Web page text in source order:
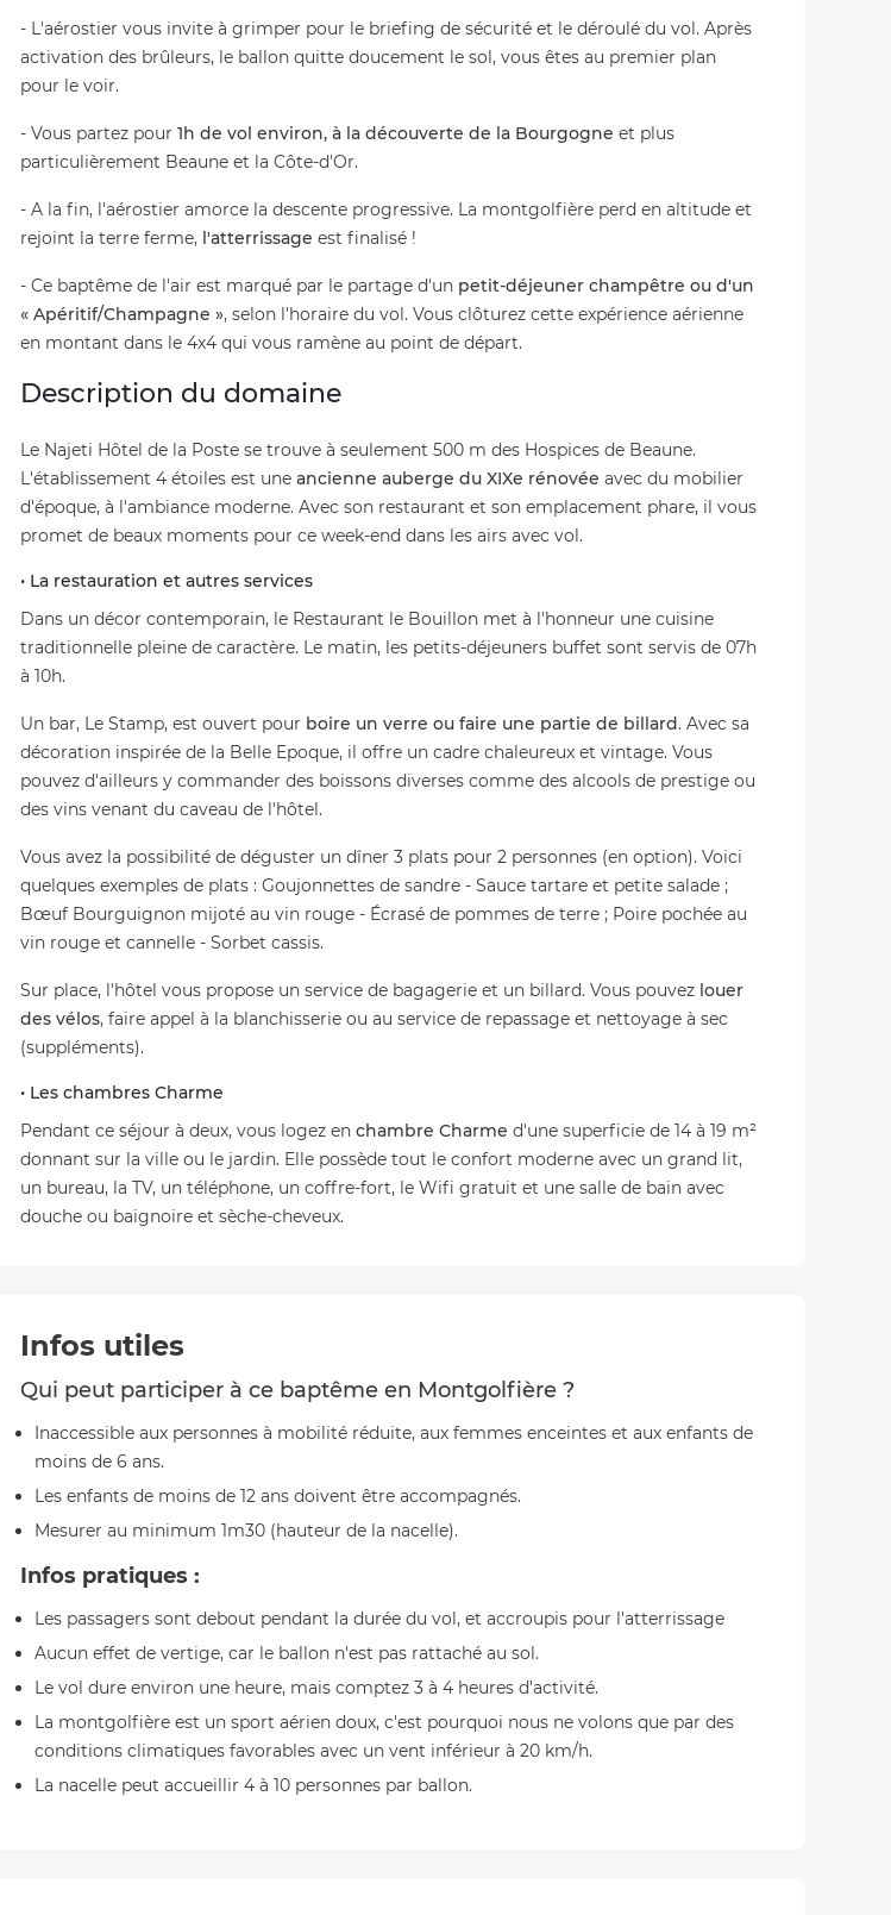
- L'aérostier vous invite à grimper pour le briefing de sécurité et le déroulé du vol. Après
activation des brûleurs, le ballon quitte doucement le sol, vous êtes au premier plan
pour le voir.
- Vous partez pour 1h de vol environ, à la découverte de la Bourgogne et plus
particulièrement Beaune et la Côte-d'Or.
- A la fin, l'aérostier amorce la descente progressive. La montgolfière perd en altitude et
rejoint la terre ferme, l'atterrissage est finalisé !
- Ce baptême de l'air est marqué par le partage d'un petit-déjeuner champêtre ou d'un
« Apéritif/Champagne », selon l'horaire du vol. Vous clôturez cette expérience aérienne
en montant dans le 4x4 qui vous ramène au point de départ.
Description du domaine
Le Najeti Hôtel de la Poste se trouve à seulement 500 m des Hospices de Beaune.
L'établissement 4 étoiles est une ancienne auberge du XIXe rénovée avec du mobilier
d'époque, à l'ambiance moderne. Avec son restaurant et son emplacement phare, il vous
promet de beaux moments pour ce week-end dans les airs avec vol.
• La restauration et autres services
Dans un décor contemporain, le Restaurant le Bouillon met à l'honneur une cuisine
traditionnelle pleine de caractère. Le matin, les petits-déjeuners buffet sont servis de 07h
à 10h.
Un bar, Le Stamp, est ouvert pour boire un verre ou faire une partie de billard. Avec sa
décoration inspirée de la Belle Epoque, il offre un cadre chaleureux et vintage. Vous
pouvez d'ailleurs y commander des boissons diverses comme des alcools de prestige ou
des vins venant du caveau de l'hôtel.
Vous avez la possibilité de déguster un dîner 3 plats pour 2 personnes (en option). Voici
quelques exemples de plats : Goujonnettes de sandre - Sauce tartare et petite salade ;
Bœuf Bourguignon mijoté au vin rouge - Écrasé de pommes de terre ; Poire pochée au
vin rouge et cannelle - Sorbet cassis.
Sur place, l'hôtel vous propose un service de bagagerie et un billard. Vous pouvez louer
des vélos, faire appel à la blanchisserie ou au service de repassage et nettoyage à sec
(suppléments).
• Les chambres Charme
Pendant ce séjour à deux, vous logez en chambre Charme d'une superficie de 14 à 19 m²
donnant sur la ville ou le jardin. Elle possède tout le confort moderne avec un grand lit,
un bureau, la TV, un téléphone, un coffre-fort, le Wifi gratuit et une salle de bain avec
douche ou baignoire et sèche-cheveux.
Infos utiles
Qui peut participer à ce baptême en Montgolfière ?
Inaccessible aux personnes à mobilité réduite, aux femmes enceintes et aux enfants de
moins de 6 ans.
Les enfants de moins de 12 ans doivent être accompagnés.
Mesurer au minimum 1m30 (hauteur de la nacelle).
Infos pratiques :
Les passagers sont debout pendant la durée du vol, et accroupis pour l'atterrissage
Aucun effet de vertige, car le ballon n'est pas rattaché au sol.
Le vol dure environ une heure, mais comptez 3 à 4 heures d'activité.
La montgolfière est un sport aérien doux, c'est pourquoi nous ne volons que par des
conditions climatiques favorables avec un vent inférieur à 20 km/h.
La nacelle peut accueillir 4 à 10 personnes par ballon.